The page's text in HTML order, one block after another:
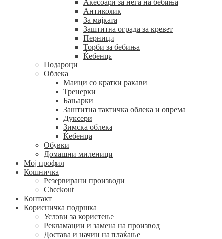
Акесоари за нега на бебиња
Антиколик
За мајката
Заштитна ограда за кревет
Перници
Торби за бебиња
Ќебенца
Подароци
Облека
Маици со кратки ракави
Тренерки
Бањарки
Заштитна тактичка облека и опрема
Дуксери
Зимска облека
Ќебенца
Обувки
Домашни миленици
Мој профил
Кошничка
Резервирани производи
Checkout
Контакт
Корисничка подршка
Услови за користење
Рекламации и замена на производ
Достава и начин на плаќање